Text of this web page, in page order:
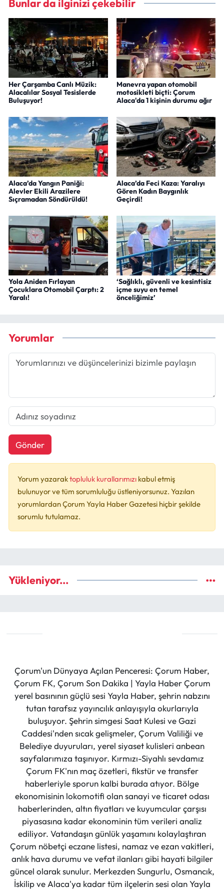
Bunlar da ilginizi çekebilir
Her Çarşamba Canlı Müzik:
Alacalılar Sosyal Tesislerde
Buluşuyor!
Manevra yapan otomobil
motosikleti biçti: Çorum
Alaca'da 1 kişinin durumu ağır
Alaca’da Yangın Paniği:
Alevler Ekili Arazilere
Sıçramadan Söndürüldü!
Alaca’da Feci Kaza: Yaralıyı
Gören Kadın Baygınlık
Geçirdi!
Yola Aniden Fırlayan
Çocuklara Otomobil Çarptı: 2
Yaralı!
‘Sağlıklı, güvenli ve kesintisiz
içme suyu en temel
önceliğimiz’
Yorumlar
Gönder
Yorum yazaraktopluluk kurallarımızı kabul etmiş
bulunuyor ve tüm sorumluluğu üstleniyorsunuz. Yazılan
yorumlardan Çorum Yayla Haber Gazetesi hiçbir şekilde
sorumlu tutulamaz.
Yükleniyor...
Çorum'un Dünyaya Açılan Penceresi: Çorum Haber,
Çorum FK, Çorum Son Dakika | Yayla Haber Çorum
yerel basınının güçlü sesi Yayla Haber, şehrin nabzını
tutan tarafsız yayıncılık anlayışıyla okurlarıyla
buluşuyor. Şehrin simgesi Saat Kulesi ve Gazi
Caddesi'nden sıcak gelişmeler, Çorum Valiliği ve
Belediye duyuruları, yerel siyaset kulisleri anbean
sayfalarımıza taşınıyor. Kırmızı-Siyahlı sevdamız
Çorum FK'nın maç özetleri, fikstür ve transfer
haberleriyle sporun kalbi burada atıyor. Bölge
ekonomisinin lokomotifi olan sanayi ve ticaret odası
haberlerinden, altın fiyatları ve kuyumcular çarşısı
piyasasına kadar ekonominin tüm verileri analiz
ediliyor. Vatandaşın günlük yaşamını kolaylaştıran
Çorum nöbetçi eczane listesi, namaz ve ezan vakitleri,
anlık hava durumu ve vefat ilanları gibi hayati bilgiler
güncel olarak sunulur. Merkezden Sungurlu, Osmancık,
İskilip ve Alaca'ya kadar tüm ilçelerin sesi olan Yayla